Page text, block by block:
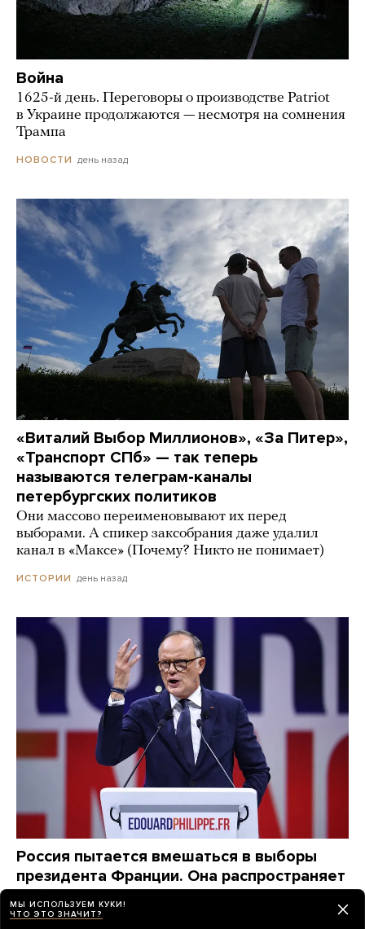
Война
1625-й день. Переговоры о производстве Patriot
в Украине продолжаются — несмотря на сомнения
Трампа
НОВОСТИ день назад
«Виталий Выбор Миллионов», «За Питер»,
«Транспорт СПб» — так теперь
называются телеграм-каналы
петербургских политиков
Они массово переименовывают их перед
выборами. А спикер заксобрания даже удалил
канал в «Максе» (Почему? Никто не понимает)
ИСТОРИИ день назад
Россия пытается вмешаться в выборы
президента Франции. Она распространяет
фейки о возможных кандидатах,
маскируясь под местные издания
МЫ ИСПОЛЬЗУЕМ КУКИ!
ЧТО ЭТО ЗНАЧИТ?